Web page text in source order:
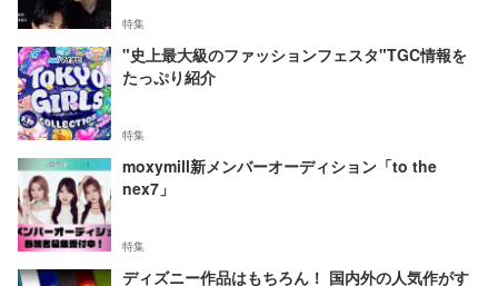
特集
"史上最大級のファッションフェスタ"TGC情報を
たっぷり紹介
特集
moxymill新メンバーオーディション「to the
nex7」
特集
ディズニー作品はもちろん！ 国内外の人気作がす